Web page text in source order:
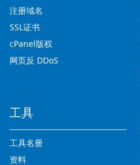
注册域名
SSL证书
cPanel版权
网页反 DDoS
工具
工具名册
资料